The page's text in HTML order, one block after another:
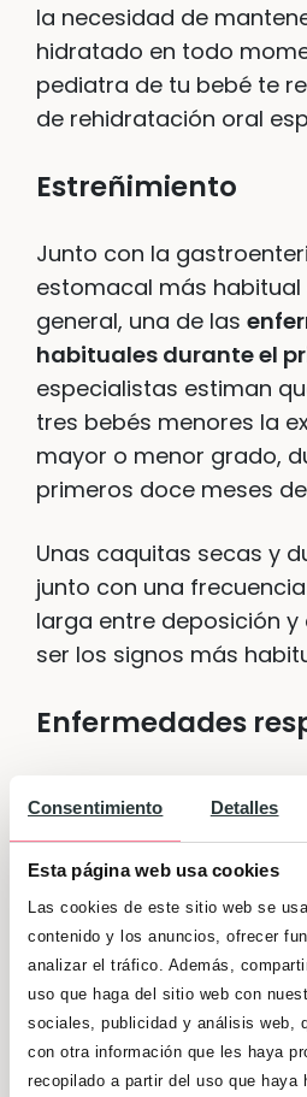
Consentimiento Detalles
Esta página web usa cookies
Las cookies de este sitio web se
contenido y los anuncios, ofrecer
analizar el tráfico. Además,
uso que haga del sitio web con
sociales, publicidad y análisis web,
con otra información que les haya
recopilado a partir del uso que haya
la necesidad de
hidratado en todo
pediatra de tu bebé te
de rehidratación oral
Estreñimiento
Junto con la
estomacal más habitual
general, una de las
habituales durante el
especialistas estiman
tres bebés menores la
mayor o menor grado,
primeros doce meses
Unas caquitas secas y
junto con una
larga entre deposición y
ser los signos más
Enfermedades
bebé, los pulmones se
aún, por lo que las
respiratorias son más
esta etapa. En este
son las más leves. Las
bronquiolitispueden
requieren de
antibiótico e, incluso, de